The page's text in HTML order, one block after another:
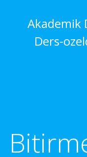
Akademik
Ders-